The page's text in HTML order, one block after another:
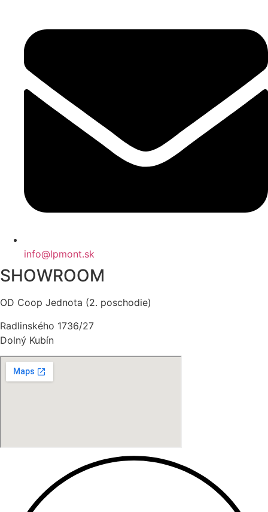
info@lpmont.sk
SHOWROOM
OD Coop Jednota (2. poschodie)
Radlinského 1736/27
Dolný Kubín